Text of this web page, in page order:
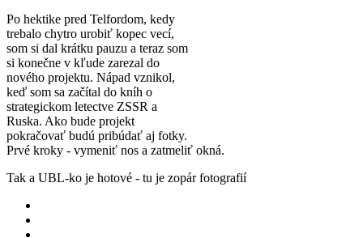
Po hektike pred Telfordom, kedy
trebalo chytro urobiť kopec vecí,
som si dal krátku pauzu a teraz som
si konečne v kľude zarezal do
nového projektu. Nápad vznikol,
keď som sa začítal do kníh o
strategickom letectve ZSSR a
Ruska. Ako bude projekt
pokračovať budú pribúdať aj fotky.
Prvé kroky - vymeniť nos a zatmeliť okná.
Tak a UBL-ko je hotové - tu je zopár fotografií